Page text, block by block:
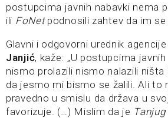
postupcima javnih nabavki nema
ili FoNet podnosili zahtev da im se
Glavni i odgovorni urednik agencije
Janjić, kaže: „U postupcimа
nismo prolаzili nismo nаlаzili
dа jesmo mi bismo se žаlili. Ali to
prаvedno u smislu dа držаvа u
fаvorizuje. (…) Mislim da je Tаnjug